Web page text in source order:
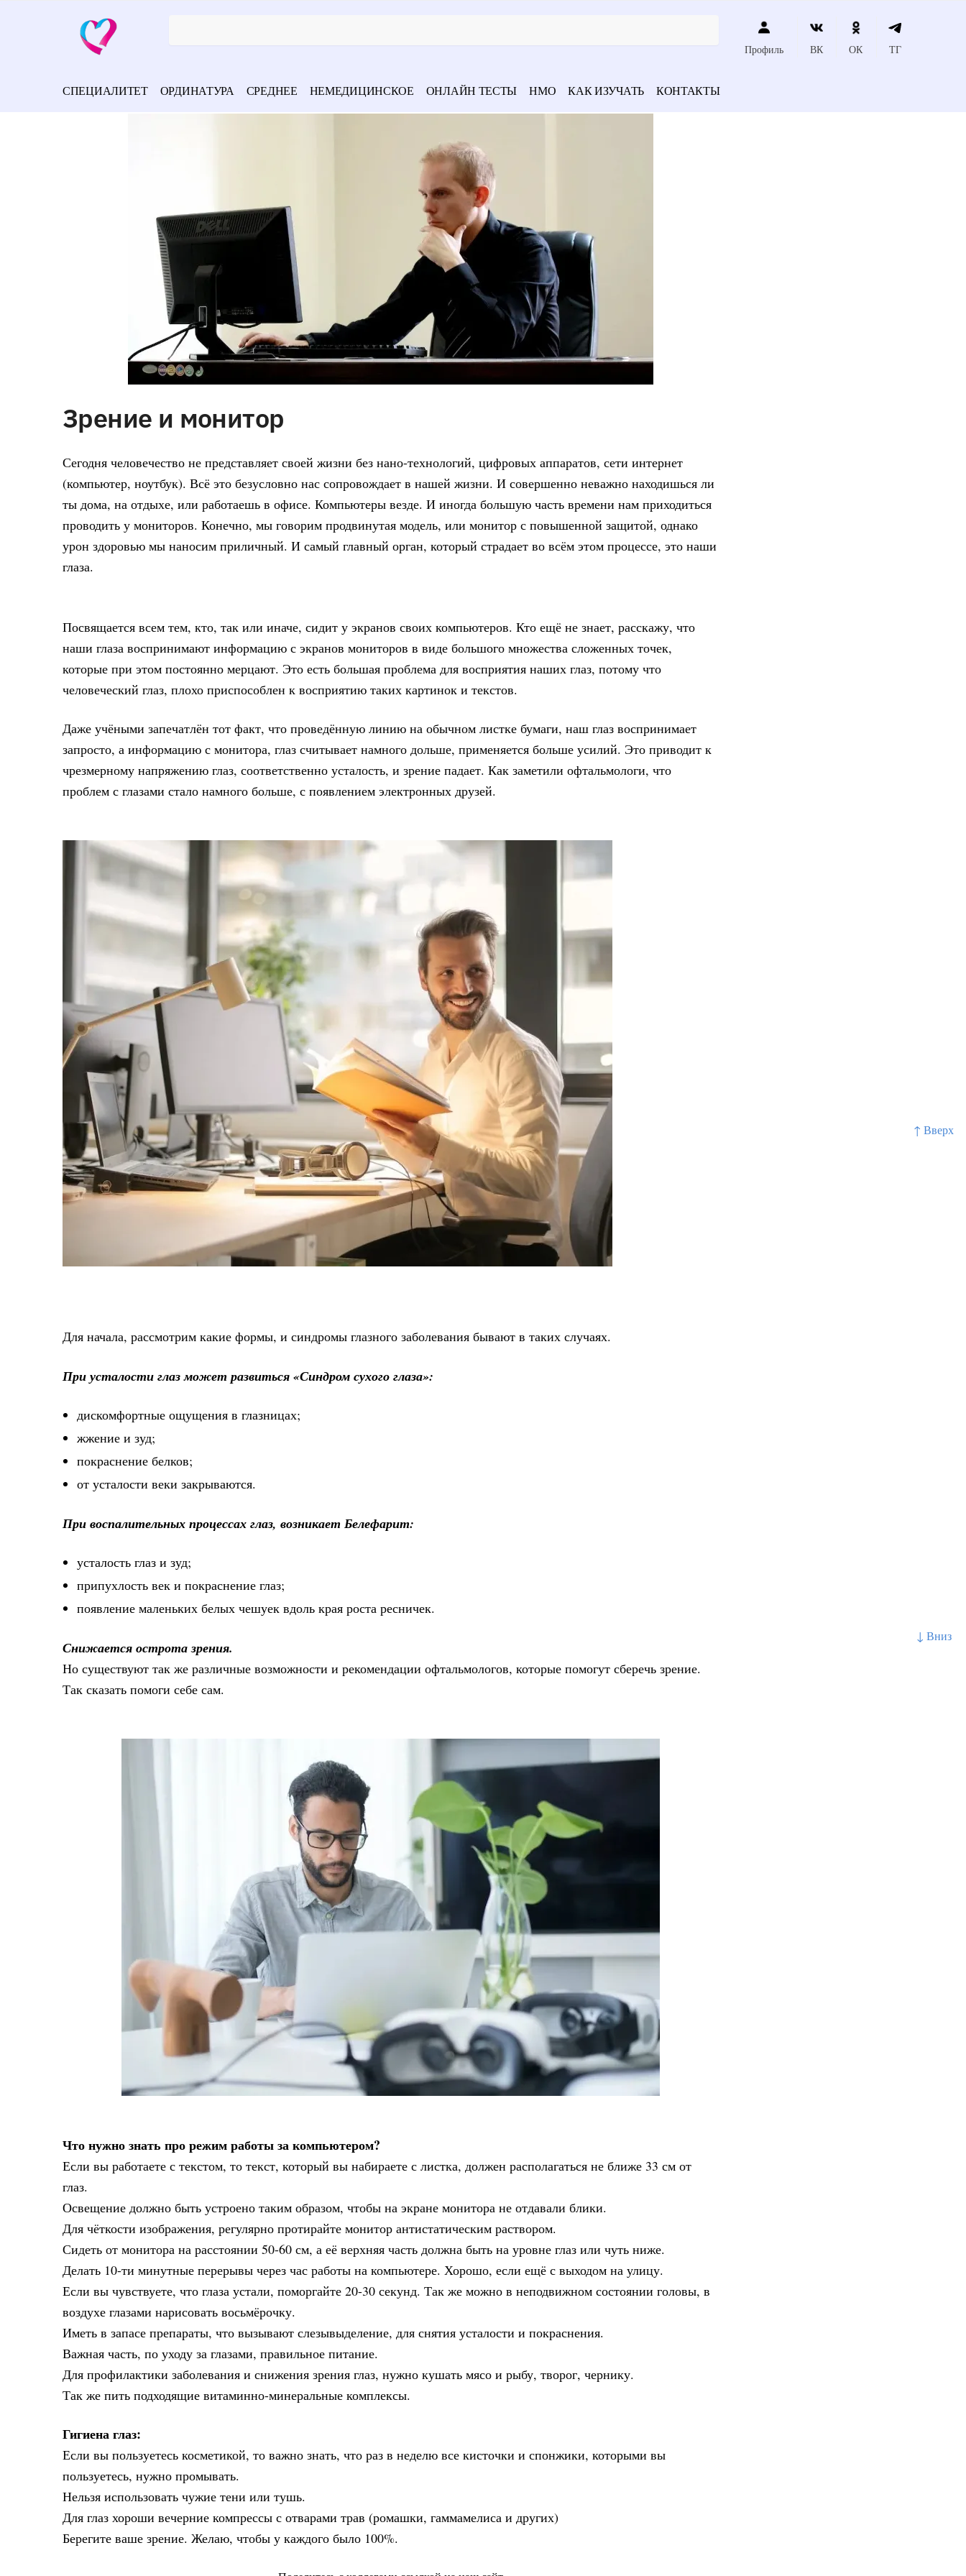
↑ Вверх
↓ Вниз
Профиль ВК ОК ТГ
СПЕЦИАЛИТЕТ ОРДИНАТУРА СРЕДНЕЕ НЕМЕДИЦИНСКОЕ ОНЛАЙН ТЕСТЫ НМО КАК ИЗУЧАТЬ КОНТАКТЫ
Зрение и монитор
Сегодня человечество не представляет своей жизни без нано-технологий, цифровых аппаратов, сети интернет
(компьютер, ноутбук). Всё это безусловно нас сопровождает в нашей жизни. И совершенно неважно находишься ли
ты дома, на отдыхе, или работаешь в офисе. Компьютеры везде. И иногда большую часть времени нам приходиться
проводить у мониторов. Конечно, мы говорим продвинутая модель, или монитор с повышенной защитой, однако
урон здоровью мы наносим приличный. И самый главный орган, который страдает во всём этом процессе, это наши
глаза.
Посвящается всем тем, кто, так или иначе, сидит у экранов своих компьютеров. Кто ещё не знает, расскажу, что
наши глаза воспринимают информацию с экранов мониторов в виде большого множества сложенных точек,
которые при этом постоянно мерцают. Это есть большая проблема для восприятия наших глаз, потому что
человеческий глаз, плохо приспособлен к восприятию таких картинок и текстов.
Даже учёными запечатлён тот факт, что проведённую линию на обычном листке бумаги, наш глаз воспринимает
запросто, а информацию с монитора, глаз считывает намного дольше, применяется больше усилий. Это приводит к
чрезмерному напряжению глаз, соответственно усталость, и зрение падает. Как заметили офтальмологи, что
проблем с глазами стало намного больше, с появлением электронных друзей.
Для начала, рассмотрим какие формы, и синдромы глазного заболевания бывают в таких случаях.
При усталости глаз может развиться «Синдром сухого глаза»:
дискомфортные ощущения в глазницах;
жжение и зуд;
покраснение белков;
от усталости веки закрываются.
При воспалительных процессах глаз, возникает Белефарит:
усталость глаз и зуд;
припухлость век и покраснение глаз;
появление маленьких белых чешуек вдоль края роста ресничек.
Снижается острота зрения.
Но существуют так же различные возможности и рекомендации офтальмологов, которые помогут сберечь зрение.
Так сказать помоги себе сам.
Что нужно знать про режим работы за компьютером?
Если вы работаете с текстом, то текст, который вы набираете с листка, должен располагаться не ближе 33 см от
глаз.
Освещение должно быть устроено таким образом, чтобы на экране монитора не отдавали блики.
Для чёткости изображения, регулярно протирайте монитор антистатическим раствором.
Сидеть от монитора на расстоянии 50-60 см, а её верхняя часть должна быть на уровне глаз или чуть ниже.
Делать 10-ти минутные перерывы через час работы на компьютере. Хорошо, если ещё с выходом на улицу.
Если вы чувствуете, что глаза устали, поморгайте 20-30 секунд. Так же можно в неподвижном состоянии головы, в
воздухе глазами нарисовать восьмёрочку.
Иметь в запасе препараты, что вызывают слезывыделение, для снятия усталости и покраснения.
Важная часть, по уходу за глазами, правильное питание.
Для профилактики заболевания и снижения зрения глаз, нужно кушать мясо и рыбу, творог, чернику.
Так же пить подходящие витаминно-минеральные комплексы.
Гигиена глаз:
Если вы пользуетесь косметикой, то важно знать, что раз в неделю все кисточки и спонжики, которыми вы
пользуетесь, нужно промывать.
Нельзя использовать чужие тени или тушь.
Для глаз хороши вечерние компрессы с отварами трав (ромашки, гаммамелиса и других)
Берегите ваше зрение. Желаю, чтобы у каждого было 100%.